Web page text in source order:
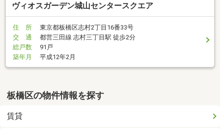
ヴィオスガーデン城山センタースクエア
住 所
東京都板橋区志村2丁目16番33号
交 通
都営三田線 志村三丁目駅 徒歩2分
総戸数
91戸
築年月
平成12年2月
板橋区の物件情報を探す
賃貸